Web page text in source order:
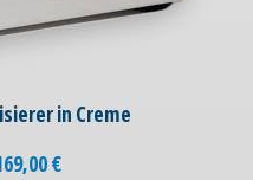
in Creme
€